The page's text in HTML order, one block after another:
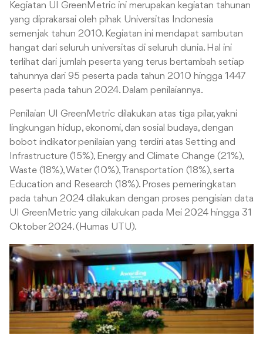
Kegiatan UI GreenMetric ini merupakan kegiatan tahunan
yang diprakarsai oleh pihak Universitas Indonesia
semenjak tahun 2010. Kegiatan ini mendapat sambutan
hangat dari seluruh universitas di seluruh dunia. Hal ini
terlihat dari jumlah peserta yang terus bertambah setiap
tahunnya dari 95 peserta pada tahun 2010 hingga 1447
peserta pada tahun 2024. Dalam penilaiannya.
Penilaian UI GreenMetric dilakukan atas tiga pilar, yakni
lingkungan hidup, ekonomi, dan sosial budaya, dengan
bobot indikator penilaian yang terdiri atas Setting and
Infrastructure (15%), Energy and Climate Change (21%),
Waste (18%), Water (10%), Transportation (18%), serta
Education and Research (18%). Proses pemeringkatan
pada tahun 2024 dilakukan dengan proses pengisian data
UI GreenMetric yang dilakukan pada Mei 2024 hingga 31
Oktober 2024. (Humas UTU).